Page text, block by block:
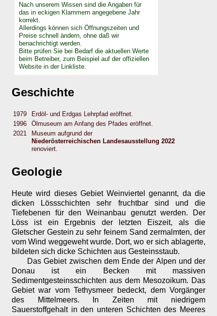
Nach unserem Wissen sind die Angaben für
das in eckigen Klammern angegebene Jahr
korrekt.
Allerdings können sich Öffnungszeiten und
Preise schnell ändern, ohne daß wir
benachrichtigt werden.
Bitte prüfen Sie bei Bedarf die aktuellen Werte
beim Betreiber, zum Beispiel auf der offiziellen
Website in der Linkliste.
Geschichte
1979
Erdöl- und Erdgas Lehrpfad eröffnet.
1996
Ölmuseum am Anfang des Pfades eröffnet.
2021
Museum aufgrund der
Niederösterreichischen Landesausstellung 2022
renoviert.
Geologie
Heute wird dieses Gebiet Weinviertel genannt, da die
dicken Lössschichten sehr fruchtbar sind und die
Tiefebenen für den Weinanbau genutzt werden. Der
Löss ist ein Ergebnis der letzten Eiszeit, als die
Gletscher Gestein zu sehr feinem Sand zermalmten, der
vom Wind weggeweht wurde. Dort, wo er sich ablagerte,
bildeten sich dicke Schichten aus Gesteinsstaub.
Das Gebiet zwischen dem Ende der Alpen und der
Donau ist ein Becken mit massiven
Sedimentgesteinsschichten aus dem Mesozoikum. Das
Gebiet war vom Tethysmeer bedeckt, dem Vorgänger
des Mittelmeers. In Zeiten mit niedrigem
Sauerstoffgehalt in den unteren Schichten des Meeres